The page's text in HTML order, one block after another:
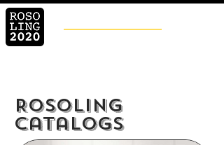
Rosoling
catalogs